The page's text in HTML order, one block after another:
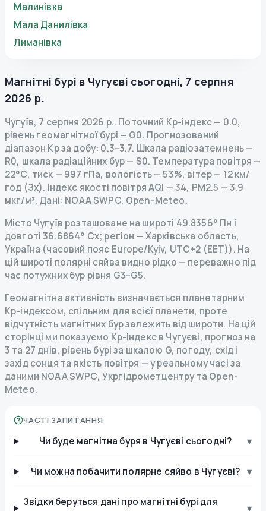
Малинівка
Мала Данилівка
Лиманівка
Магнітні бурі в Чугуєві сьогодні, 7 серпня
2026 р.
Чугуїв, 7 серпня 2026 р.. Поточний Kp-індекс— 0.0,
рівень геомагнітної бурі — G0. Прогнозований
діапазон Kp за добу: 0.3–3.7. Шкала радіозатемнень—
R0, шкала радіаційних бур— S0. Температура повітря —
22°C, тиск — 997 гПа, вологість — 53%, вітер — 12 км/
год (Зх). Індекс якості повітря AQI — 34, PM2.5 — 3.9
мкг/м³. Дані: NOAA SWPC, Open-Meteo.
Місто Чугуїв розташоване на широті 49.8356° Пн і
довготі 36.6864° Сх; регіон — Харківська область,
Україна (часовий пояс Europe/Kyiv, UTC+2 (EET)). На
цій широті полярні сяйва видно рідко — переважно під
час потужних бур рівня G3–G5.
Геомагнітна активність визначається планетарним
Kp-індексом, спільним для всієї планети, проте
відчутність магнітних бур залежить від широти. На цій
сторінці ми показуємо Kp-індекс в Чугуєві, прогноз на
3 та 27 днів, рівень бурі за шкалою G, погоду, схід і
захід сонця та якість повітря — у реальному часі за
даними NOAA SWPC, Укргідрометцентру та Open-
Meteo.
ЧАСТІ ЗАПИТАННЯ
Чи буде магнітна буря в Чугуєві сьогодні? ▾
Чи можна побачити полярне сяйво в Чугуєві? ▾
Звідки беруться дані про магнітні бурі для
▾